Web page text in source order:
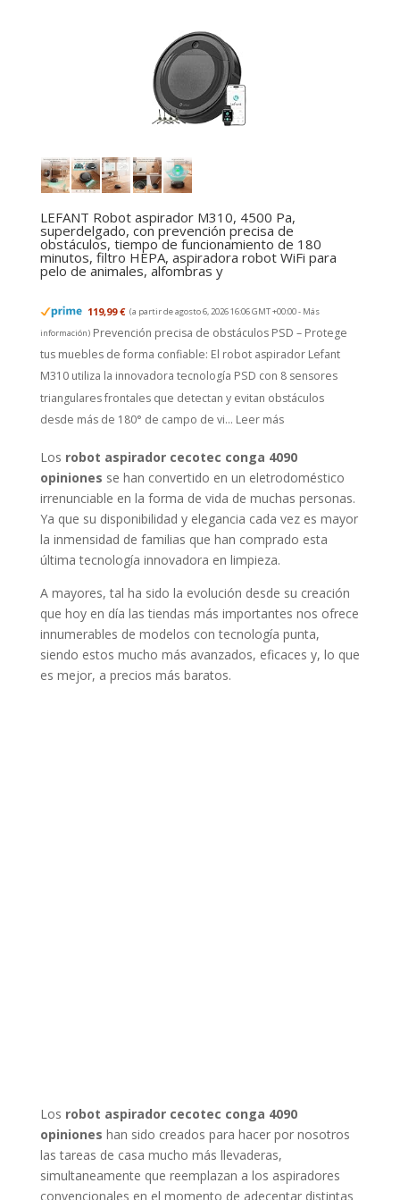
LEFANT Robot aspirador M310, 4500 Pa,
superdelgado, con prevención precisa de
obstáculos, tiempo de funcionamiento de 180
minutos, filtro HEPA, aspiradora robot WiFi para
pelo de animales, alfombras y
119,99 € (a partir de agosto 6, 2026 16:06 GMT +00:00 - Más
información) Prevención precisa de obstáculos PSD – Protege
tus muebles de forma confiable: El robot aspirador Lefant
M310 utiliza la innovadora tecnología PSD con 8 sensores
triangulares frontales que detectan y evitan obstáculos
desde más de 180° de campo de vi... Leer más
Los robot aspirador cecotec conga 4090
opiniones se han convertido en un eletrodoméstico
irrenunciable en la forma de vida de muchas personas.
Ya que su disponibilidad y elegancia cada vez es mayor
la inmensidad de familias que han comprado esta
última tecnología innovadora en limpieza.
A mayores, tal ha sido la evolución desde su creación
que hoy en día las tiendas más importantes nos ofrece
innumerables de modelos con tecnología punta,
siendo estos mucho más avanzados, eficaces y, lo que
es mejor, a precios más baratos.
Los robot aspirador cecotec conga 4090
opiniones han sido creados para hacer por nosotros
las tareas de casa mucho más llevaderas,
simultaneamente que reemplazan a los aspiradores
convencionales en el momento de adecentar distintas